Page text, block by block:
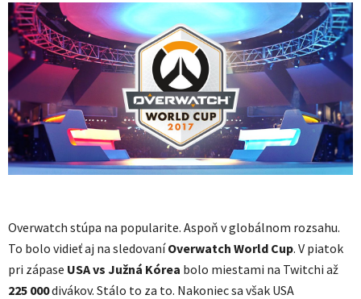
Overwatch stúpa na popularite. Aspoň v globálnom rozsahu.
To bolo vidieť aj na sledovaníOverwatch World Cup. V piatok
pri zápase USA vs Južná Kórea bolo miestami na Twitchi až
225 000divákov. Stálo to za to. Nakoniec sa však USA